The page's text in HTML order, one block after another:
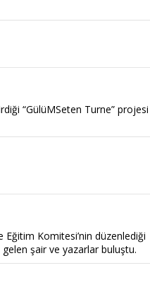
“GülüMSeten Turne” projesi
Eğitim Komitesi’nin düzenlediği
gelen şair ve yazarlar buluştu.